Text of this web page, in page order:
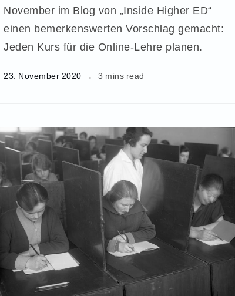
November im Blog von „Inside Higher ED“
einen bemerkenswerten Vorschlag gemacht:
Jeden Kurs für die Online-Lehre planen.
23. November 2020 3 mins read